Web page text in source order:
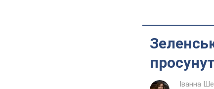
Іванна